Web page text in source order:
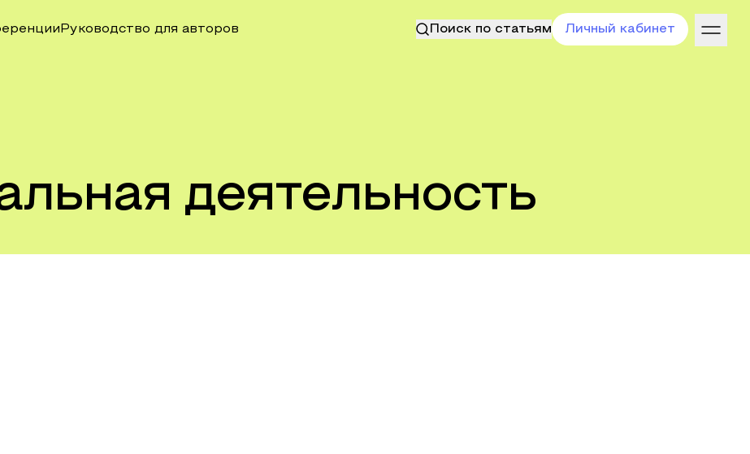
Руководство для авторов Поиск по статьям Личный кабинет
деятельность